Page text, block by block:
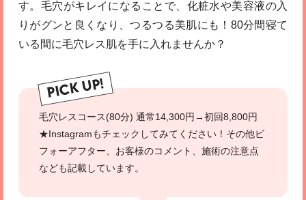
す。毛穴がキレイになることで、化粧水や美容液の入
りがグンと良くなり、つるつる美肌にも！80分間寝て
いる間に毛穴レス肌を手に入れませんか？
PICK UP!
毛穴レスコース(80分) 通常14,300円→初回8,800円
★Instagramもチェックしてみてください！その他ビ
フォーアフター、お客様のコメント、施術の注意点
なども記載しています。